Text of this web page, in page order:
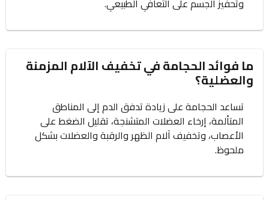
وتحفيز الجسم على التعافي الطبيعي.
ما فوائد الحجامة في تخفيف الآلام المزمنة
والعضلية؟
تساعد الحجامة على زيادة تدفق الدم إلى المناطق
المتألمة، إرخاء العضلات المتشنجة، تقليل الضغط على
الأعصاب، وتخفيف آلام الظهر والرقبة والعضلات بشكل
ملحوظ.